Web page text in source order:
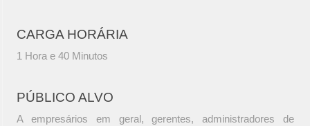
CARGA HORÁRIA
1 Hora e 40 Minutos
PÚBLICO ALVO
A empresários em geral, gerentes, administradores de